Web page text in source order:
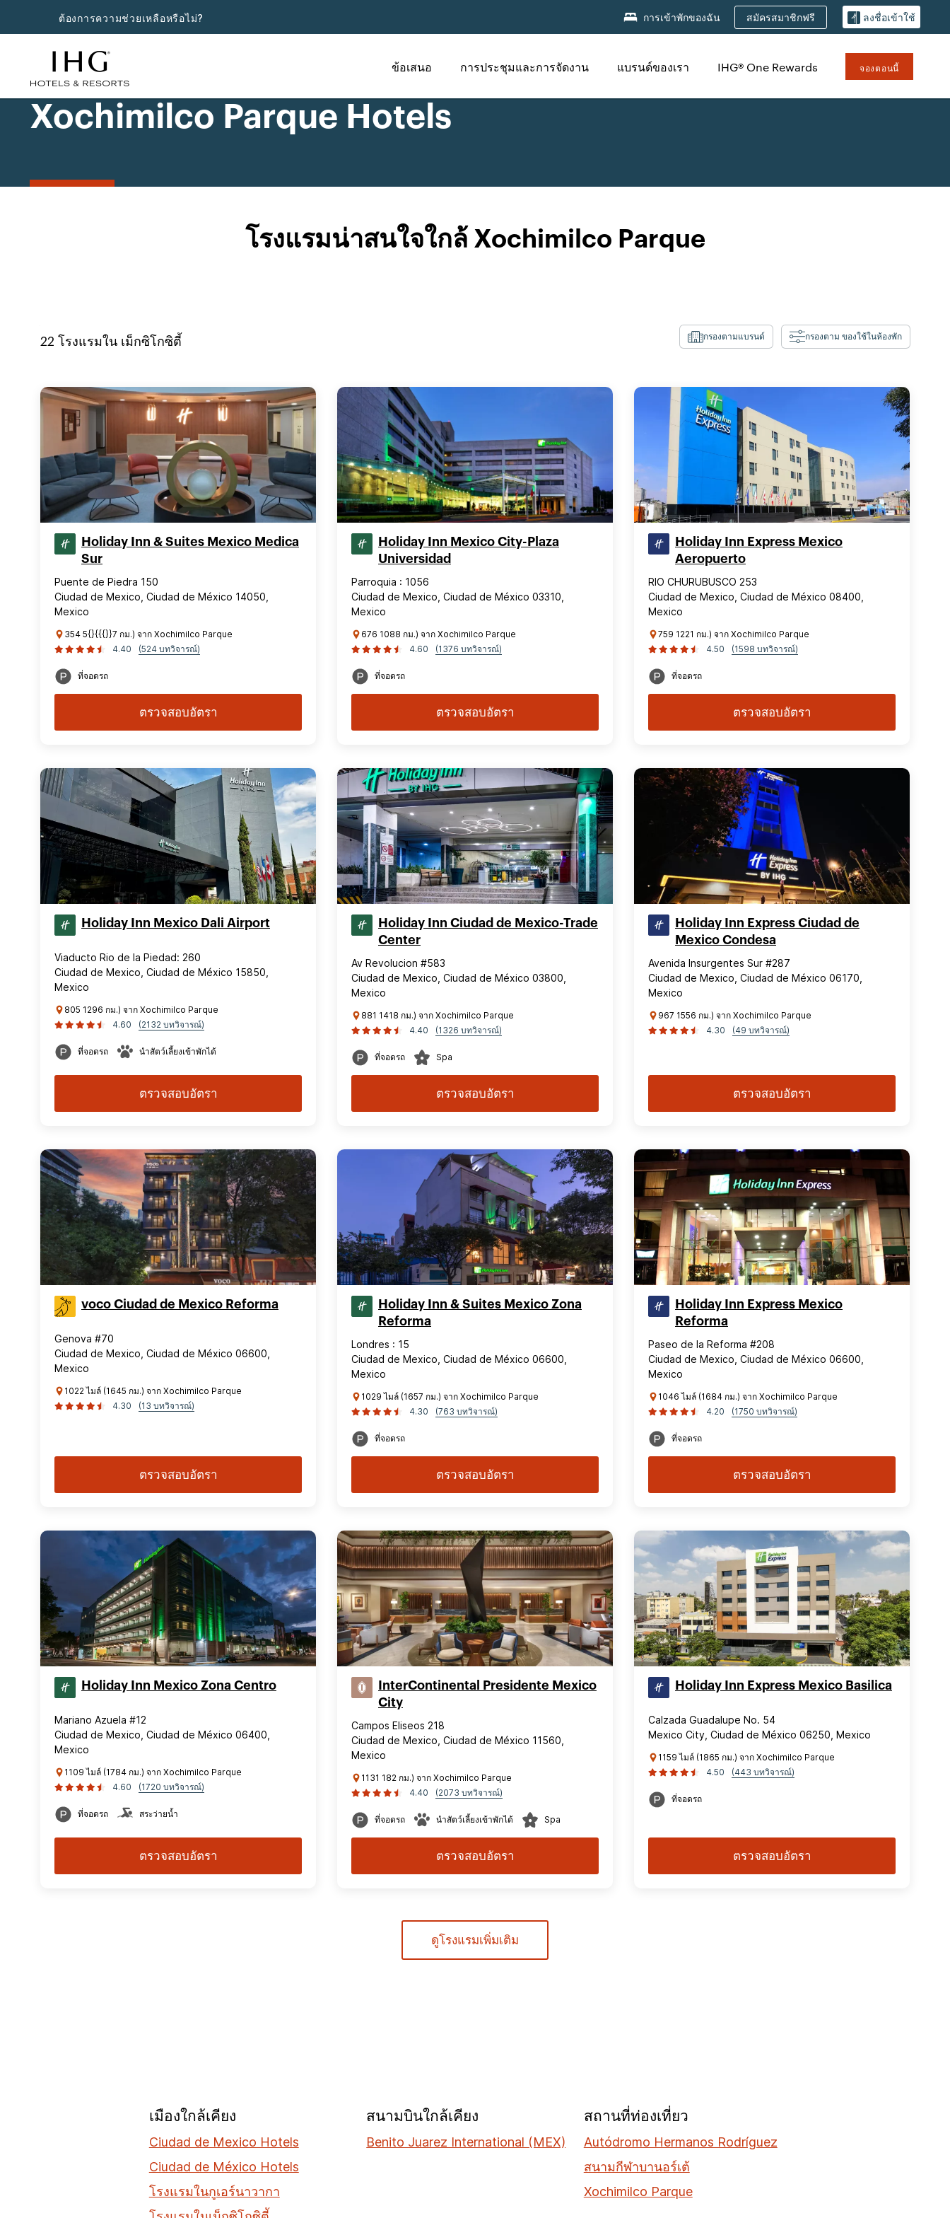
ต้องการความช่วยเหลือหรือไม่? การเข้าพักของฉัน สมัครสมาชิกฟรี ลงชื่อเข้าใช้
ข้อเสนอ การประชุมและการจัดงาน แบรนด์ของเรา IHG® One Rewards จองตอนนี้
Xochimilco Parque Hotels
โรงแรมน่าสนใจใกล้ Xochimilco Parque
22 โรงแรมใน เม็กซิโกซิตี้ กรองตามแบรนด์ กรองตาม ของใช้ในห้องพัก
Holiday Inn & Suites Mexico Medica
Sur
Puente de Piedra 150
Ciudad de Mexico, Ciudad de México 14050,
Mexico
354 5{}{{{}}7 กม.) จาก Xochimilco Parque
4.40
(524 บทวิจารณ์)
ที่จอดรถ
ตรวจสอบอัตรา
Holiday Inn Mexico City-Plaza
Universidad
Parroquia : 1056
Ciudad de Mexico, Ciudad de México 03310,
Mexico
676 1088 กม.) จาก Xochimilco Parque
4.60
(1376 บทวิจารณ์)
ที่จอดรถ
ตรวจสอบอัตรา
Holiday Inn Express Mexico
Aeropuerto
RIO CHURUBUSCO 253
Ciudad de Mexico, Ciudad de México 08400,
Mexico
759 1221 กม.) จาก Xochimilco Parque
4.50
(1598 บทวิจารณ์)
ที่จอดรถ
ตรวจสอบอัตรา
Holiday Inn Mexico Dali Airport
Viaducto Rio de la Piedad: 260
Ciudad de Mexico, Ciudad de México 15850,
Mexico
805 1296 กม.) จาก Xochimilco Parque
4.60
(2132 บทวิจารณ์)
ที่จอดรถ นำสัตว์เลี้ยงเข้าพักได้
ตรวจสอบอัตรา
Holiday Inn Ciudad de Mexico-Trade
Center
Av Revolucion #583
Ciudad de Mexico, Ciudad de México 03800,
Mexico
881 1418 กม.) จาก Xochimilco Parque
4.40
(1326 บทวิจารณ์)
ที่จอดรถ Spa
ตรวจสอบอัตรา
Holiday Inn Express Ciudad de
Mexico Condesa
Avenida Insurgentes Sur #287
Ciudad de Mexico, Ciudad de México 06170,
Mexico
967 1556 กม.) จาก Xochimilco Parque
4.30
(49 บทวิจารณ์)
ตรวจสอบอัตรา
voco Ciudad de Mexico Reforma
Genova #70
Ciudad de Mexico, Ciudad de México 06600,
Mexico
1022 ไมล์ (1645 กม.) จาก Xochimilco Parque
4.30
(13 บทวิจารณ์)
ตรวจสอบอัตรา
Holiday Inn & Suites Mexico Zona
Reforma
Londres : 15
Ciudad de Mexico, Ciudad de México 06600,
Mexico
1029 ไมล์ (1657 กม.) จาก Xochimilco Parque
4.30
(763 บทวิจารณ์)
ที่จอดรถ
ตรวจสอบอัตรา
Holiday Inn Express Mexico
Reforma
Paseo de la Reforma #208
Ciudad de Mexico, Ciudad de México 06600,
Mexico
1046 ไมล์ (1684 กม.) จาก Xochimilco Parque
4.20
(1750 บทวิจารณ์)
ที่จอดรถ
ตรวจสอบอัตรา
Holiday Inn Mexico Zona Centro
Mariano Azuela #12
Ciudad de Mexico, Ciudad de México 06400,
Mexico
1109 ไมล์ (1784 กม.) จาก Xochimilco Parque
4.60
(1720 บทวิจารณ์)
ที่จอดรถ สระว่ายน้ำ
ตรวจสอบอัตรา
InterContinental Presidente Mexico
City
Campos Eliseos 218
Ciudad de Mexico, Ciudad de México 11560,
Mexico
1131 182 กม.) จาก Xochimilco Parque
4.40
(2073 บทวิจารณ์)
ที่จอดรถ นำสัตว์เลี้ยงเข้าพักได้ Spa
ตรวจสอบอัตรา
Holiday Inn Express Mexico Basilica
Calzada Guadalupe No. 54
Mexico City, Ciudad de México 06250, Mexico
1159 ไมล์ (1865 กม.) จาก Xochimilco Parque
4.50
(443 บทวิจารณ์)
ที่จอดรถ
ตรวจสอบอัตรา
ดูโรงแรมเพิ่มเติม
เมืองใกล้เคียง
Ciudad de Mexico Hotels
Ciudad de México Hotels
โรงแรมในกูเอร์นาวากา
สนามบินใกล้เคียง
Benito Juarez International (MEX)
สถานที่ท่องเที่ยว
Autódromo Hermanos Rodríguez
สนามกีฬาบานอร์เต้
Xochimilco Parque